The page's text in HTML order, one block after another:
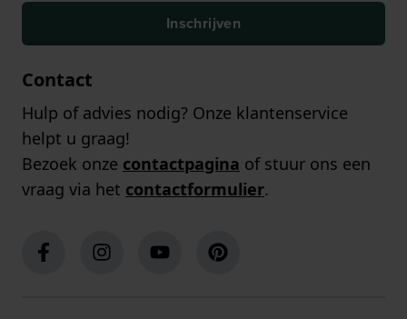
Inschrijven
Contact
Hulp of advies nodig? Onze klantenservice
helpt u graag!
Bezoek onze contactpagina of stuur ons een
vraag via het contactformulier.